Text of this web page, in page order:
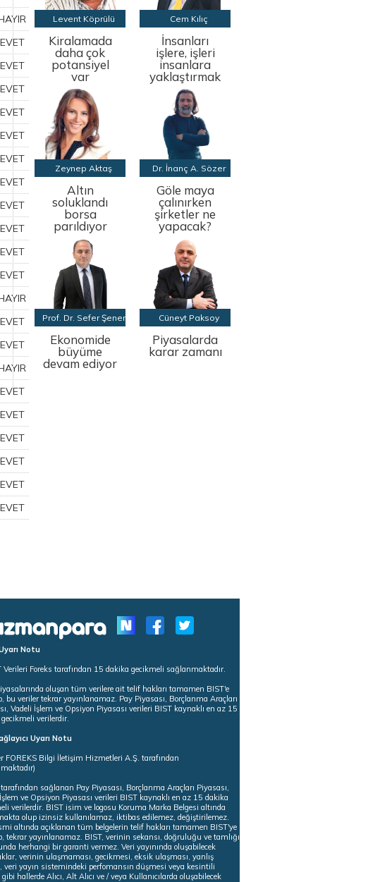
EVET
EVET
EVET
EVET
EVET
EVET
EVET
EVET
EVET
EVET
EVET
EVET
EVET
EVET
EVET
EVET
EVET
EVET
EVET
Levent Köprülü
Kiralamada
daha çok
potansiyel
var
Cem Kılıç
İnsanları
işlere, işleri
insanlara
yaklaştırmak
Zeynep Aktaş
Altın
soluklandı
borsa
parıldıyor
Dr. İnanç A. Sözer
Göle maya
çalınırken
şirketler ne
yapacak?
Prof. Dr. Sefer Şener
Ekonomide
büyüme
devam ediyor
Cüneyt Paksoy
Piyasalarda
karar zamanı
Notu
Verileri Foreks tarafından 15 dakika gecikmeli sağlanmaktadır.
oluşan tüm verilere ait telif hakları tamamen BIST'e
bu veriler tekrar yayınlanamaz. Pay Piyasası, Borçlanma Araçları
Vadeli İşlem ve Opsiyon Piyasası verileri BIST kaynaklı en az 15
verilerdir.
Uyarı Notu
FOREKS Bilgi İletişim Hizmetleri A.Ş. tarafından
tarafından sağlanan Pay Piyasası, Borçlanma Araçları Piyasası,
ve Opsiyon Piyasası verileri BIST kaynaklı en az 15 dakika
verilerdir. BIST isim ve logosu Koruma Marka Belgesi altında
olup izinsiz kullanılamaz, iktibas edilemez, değiştirilemez.
altında açıklanan tüm belgelerin telif hakları tamamen BIST'ye
tekrar yayınlanamaz. BIST, verinin sekansı, doğruluğu ve tamlığı
herhangi bir garanti vermez. Veri yayınında oluşabilecek
verinin ulaşmaması, gecikmesi, eksik ulaşması, yanlış
veri yayın sistemindeki perfomansın düşmesi veya kesintili
gibi hallerde Alıcı, Alt Alıcı ve / veya Kullanıcılarda oluşabilecek